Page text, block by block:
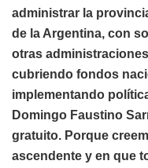
administrar la
de la Argentina, con
otras
cubriendo fondos
implementando
Domingo Faustino
gratuito. Porque
ascendente y en que